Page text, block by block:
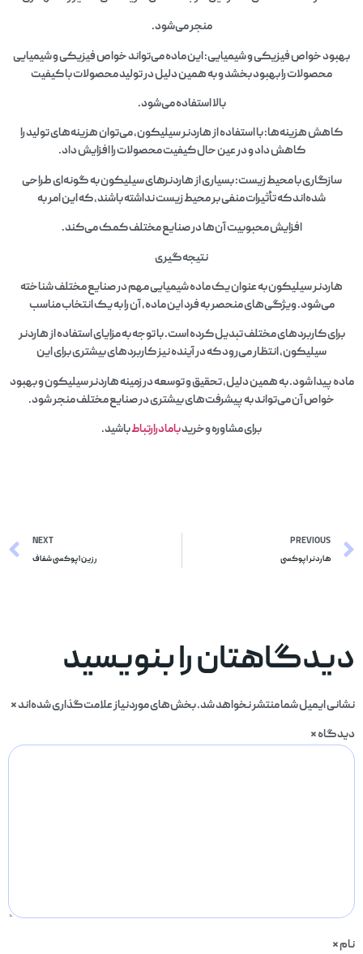
منجر می‌شود.
بهبود خواص فیزیکی و شیمیایی: این ماده می‌تواند خواص فیزیکی و شیمیایی
محصولات را بهبود بخشد و به همین دلیل در تولید محصولات با کیفیت
بالا استفاده می‌شود.
کاهش هزینه‌ها: با استفاده از هاردنر سیلیکون، می‌توان هزینه‌های تولید را
کاهش داد و در عین حال کیفیت محصولات را افزایش داد.
سازگاری با محیط زیست: بسیاری از هاردنرهای سیلیکون به گونه‌ای طراحی
شده‌اند که تأثیرات منفی بر محیط زیست نداشته باشند، که این امر به
افزایش محبوبیت آن‌ها در صنایع مختلف کمک می‌کند.
نتیجه‌گیری
هاردنر سیلیکون به عنوان یک ماده شیمیایی مهم در صنایع مختلف شناخته
می‌شود. ویژگی‌های منحصر به فرد این ماده، آن را به یک انتخاب مناسب
برای کاربردهای مختلف تبدیل کرده است. با توجه به مزایای استفاده از هاردنر
سیلیکون، انتظار می‌رود که در آینده نیز کاربردهای بیشتری برای این
ماده پیدا شود. به همین دلیل، تحقیق و توسعه در زمینه هاردنر سیلیکون و بهبود
خواص آن می‌تواند به پیشرفت‌های بیشتری در صنایع مختلف منجر شود.
برای مشاوره وخریدبامادرارتباطباشید.
PREVIOUS
هاردنر اپوکسی
NEXT
رزین اپوکسی شفاف
دیدگاهتان را بنویسید
نشانی ایمیل شما منتشر نخواهد شد.بخش‌های موردنیاز علامت‌گذاری شده‌اند*
دیدگاه*
نام*